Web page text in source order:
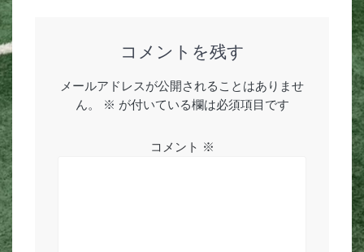
ゲ
ー
シ
ョ
ン
コメントを残す
メールアドレスが公開されることはありませ
ん。
※ が付いている欄は必須項目です
コメント ※